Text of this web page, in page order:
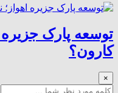
توسعه پارک جزیره
کارون؟
×